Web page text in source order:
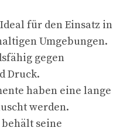
für den Einsatz in
Umgebungen.
gegen
Druck.
haben eine lange
werden.
seine